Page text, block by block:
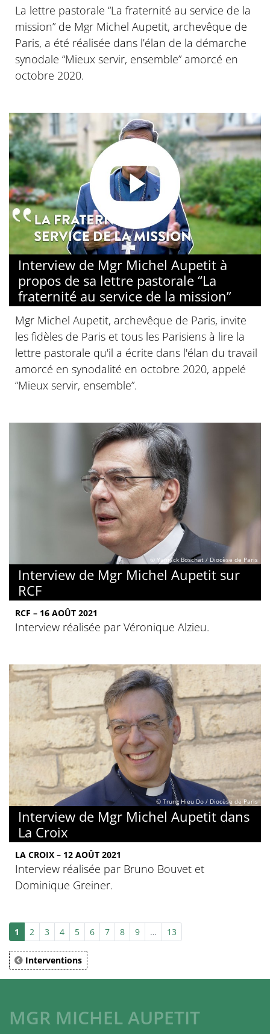
La lettre pastorale “La fraternité au service de la
mission” de Mgr Michel Aupetit, archevêque de
Paris, a été réalisée dans l’élan de la démarche
synodale “Mieux servir, ensemble” amorcé en
octobre 2020.
Interview de Mgr Michel Aupetit à
propos de sa lettre pastorale “La
fraternité au service de la mission”
Mgr Michel Aupetit, archevêque de Paris, invite
les fidèles de Paris et tous les Parisiens à lire la
lettre pastorale qu'il a écrite dans l'élan du travail
amorcé en synodalité en octobre 2020, appelé
“Mieux servir, ensemble”.
© Yannick Boschat / Diocèse de Paris
Interview de Mgr Michel Aupetit sur
RCF
RCF – 16 AOÛT 2021
Interview réalisée par Véronique Alzieu.
© Trung Hieu Do / Diocèse de Paris
Interview de Mgr Michel Aupetit dans
La Croix
LA CROIX – 12 AOÛT 2021
Interview réalisée par Bruno Bouvet et
Dominique Greiner.
1 2 3 4 5 6 7 8 9 … 13
Interventions
MGR MICHEL AUPETIT